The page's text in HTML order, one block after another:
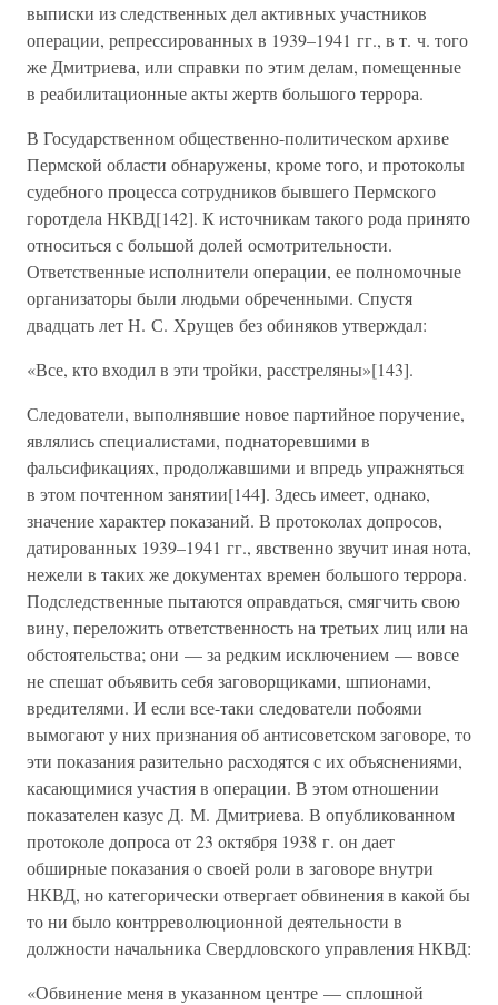
выписки из следственных дел активных участников
операции, репрессированных в 1939–1941 гг., в т. ч. того
же Дмитриева, или справки по этим делам, помещенные
в реабилитационные акты жертв большого террора.
В Государственном общественно-политическом архиве
Пермской области обнаружены, кроме того, и протоколы
судебного процесса сотрудников бывшего Пермского
горотдела НКВД[142]. К источникам такого рода принято
относиться с большой долей осмотрительности.
Ответственные исполнители операции, ее полномочные
организаторы были людьми обреченными. Спустя
двадцать лет Н. С. Хрущев без обиняков утверждал:
«Все, кто входил в эти тройки, расстреляны»[143].
Следователи, выполнявшие новое партийное поручение,
являлись специалистами, поднаторевшими в
фальсификациях, продолжавшими и впредь упражняться
в этом почтенном занятии[144]. Здесь имеет, однако,
значение характер показаний. В протоколах допросов,
датированных 1939–1941 гг., явственно звучит иная нота,
нежели в таких же документах времен большого террора.
Подследственные пытаются оправдаться, смягчить свою
вину, переложить ответственность на третьих лиц или на
обстоятельства; они — за редким исключением — вовсе
не спешат объявить себя заговорщиками, шпионами,
вредителями. И если все-таки следователи побоями
вымогают у них признания об антисоветском заговоре, то
эти показания разительно расходятся с их объяснениями,
касающимися участия в операции. В этом отношении
показателен казус Д. М. Дмитриева. В опубликованном
протоколе допроса от 23 октября 1938 г. он дает
обширные показания о своей роли в заговоре внутри
НКВД, но категорически отвергает обвинения в какой бы
то ни было контрреволюционной деятельности в
должности начальника Свердловского управления НКВД:
«Обвинение меня в указанном центре — сплошной